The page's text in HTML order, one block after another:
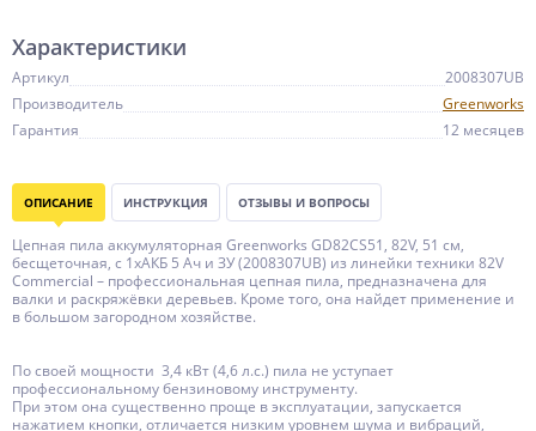
Характеристики
Артикул
2008307UB
Производитель
Greenworks
Гарантия
12 месяцев
ОПИСАНИЕ ИНСТРУКЦИЯ ОТЗЫВЫ И ВОПРОСЫ
Цепная пила аккумуляторная Greenworks GD82CS51, 82V, 51 см,
бесщеточная, с 1хАКБ 5 Ач и ЗУ (2008307UB) из линейки техники 82V
Commercial – профессиональная цепная пила, предназначена для
валки и раскряжёвки деревьев. Кроме того, она найдет применение и
в большом загородном хозяйстве.
По своей мощности 3,4 кВт (4,6 л.c.) пила не уступает
профессиональному бензиновому инструменту.
При этом она существенно проще в эксплуатации, запускается
нажатием кнопки, отличается низким уровнем шума и вибраций,